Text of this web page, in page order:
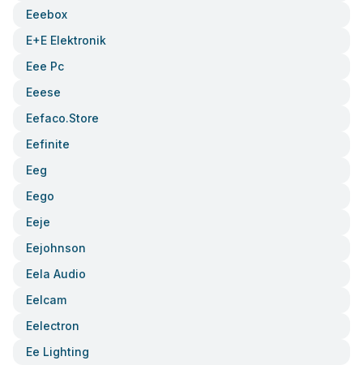
Eeebox
E+e Elektronik
Eee Pc
Eeese
Eefaco.store
Eefinite
Eeg
Eego
Eeje
Eejohnson
Eela Audio
Eelcam
Eelectron
Ee Lighting